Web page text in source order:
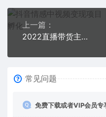
上一篇：
2022直播带货主播培训课，打造一个全能带货主播（13节课）
常见问题
免费下载或者VIP会员专